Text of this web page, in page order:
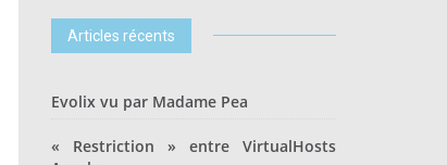
Articles récents
Evolix vu par Madame Pea
« Restriction » entre VirtualHosts